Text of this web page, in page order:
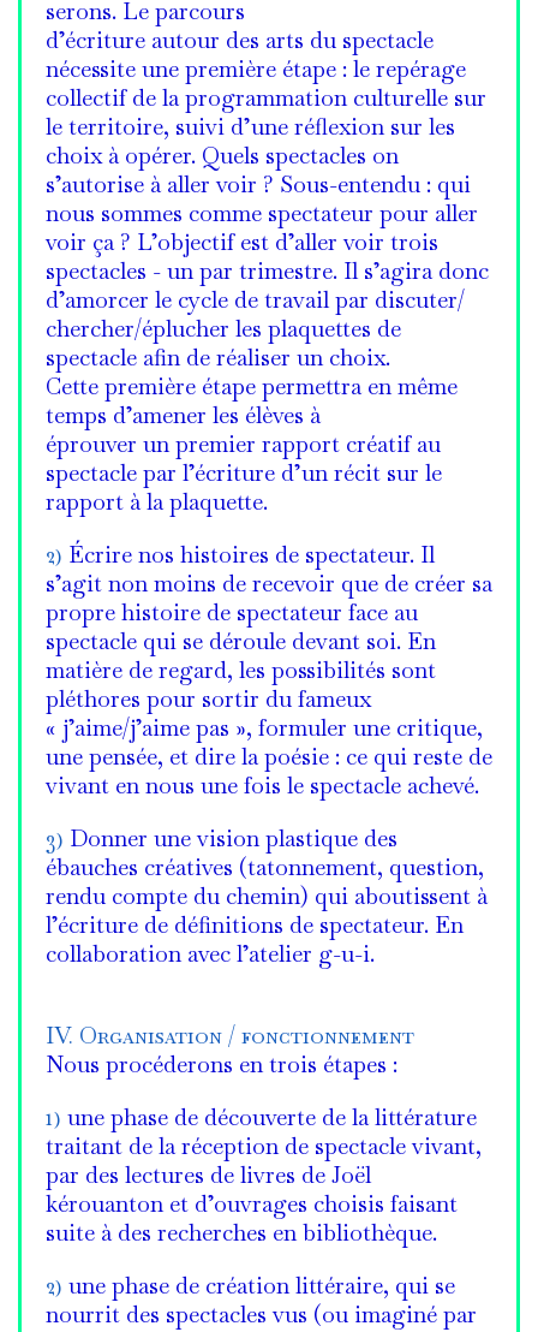
serons. Le parcours
d’écriture autour des arts du spectacle
nécessite une première étape : le repérage
collectif de la programmation culturelle sur
le territoire, suivi d’une réflexion sur les
choix à opérer. Quels spectacles on
s’autorise à aller voir ? Sous-entendu : qui
nous sommes comme spectateur pour aller
voir ça ? L’objectif est d’aller voir trois
spectacles - un par trimestre. Il s’agira donc
d’amorcer le cycle de travail par discuter/
chercher/éplucher les plaquettes de
spectacle afin de réaliser un choix.
Cette première étape permettra en même
temps d’amener les élèves à
éprouver un premier rapport créatif au
spectacle par l’écriture d’un récit sur le
rapport à la plaquette.
2) Écrire nos histoires de spectateur. Il
s’agit non moins de recevoir que de créer sa
propre histoire de spectateur face au
spectacle qui se déroule devant soi. En
matière de regard, les possibilités sont
pléthores pour sortir du fameux
« j’aime/j’aime pas », formuler une critique,
une pensée, et dire la poésie : ce qui reste de
vivant en nous une fois le spectacle achevé.
3) Donner une vision plastique des
ébauches créatives (tatonnement, question,
rendu compte du chemin) qui aboutissent à
l’écriture de définitions de spectateur. En
collaboration avec l’atelier g-u-i.
IV. Organisation / fonctionnement
Nous procéderons en trois étapes :
1) une phase de découverte de la littérature
traitant de la réception de spectacle vivant,
par des lectures de livres de Joël
kérouanton et d’ouvrages choisis faisant
suite à des recherches en bibliothèque.
2) une phase de création littéraire, qui se
nourrit des spectacles vus (ou imaginé par